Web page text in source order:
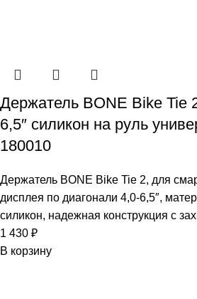
Держатель BONE Bike Tie
6,5″ силикон на руль
180010
Держатель BONE Bike Tie 2, для
дисплея по диагонали 4,0-6,5″,
силикон, надежная конструкция с
1 430 ₽
В корзину